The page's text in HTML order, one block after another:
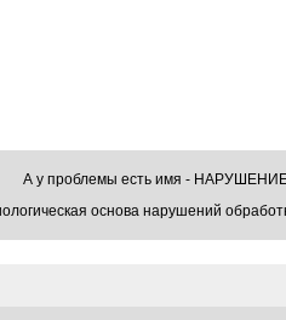
А у проблемы есть имя -
основа нарушений